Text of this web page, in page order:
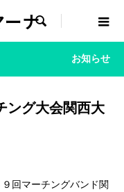
ナ
お知らせ
ング大会関西大
回マーチングバンド関